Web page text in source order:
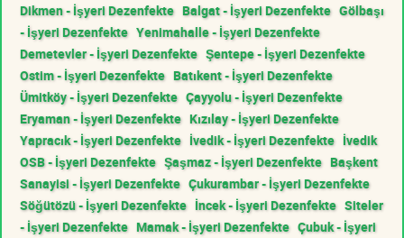
Dikmen - İşyeri Dezenfekte Balgat - İşyeri Dezenfekte Gölbaşı
- İşyeri Dezenfekte Yenimahalle - İşyeri Dezenfekte
Demetevler - İşyeri Dezenfekte Şentepe - İşyeri Dezenfekte
Ostim - İşyeri Dezenfekte Batıkent - İşyeri Dezenfekte
Ümitköy - İşyeri Dezenfekte Çayyolu - İşyeri Dezenfekte
Eryaman - İşyeri Dezenfekte Kızılay - İşyeri Dezenfekte
Yapracık - İşyeri Dezenfekte İvedik - İşyeri Dezenfekte İvedik
OSB - İşyeri Dezenfekte Şaşmaz - İşyeri Dezenfekte Başkent
Sanayisi - İşyeri Dezenfekte Çukurambar - İşyeri Dezenfekte
Söğütözü - İşyeri Dezenfekte İncek - İşyeri Dezenfekte Siteler
- İşyeri Dezenfekte Mamak - İşyeri Dezenfekte Çubuk - İşyeri